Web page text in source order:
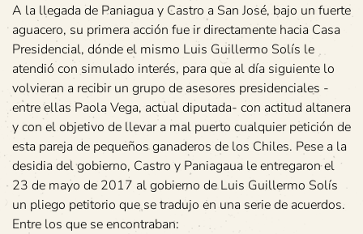
A la llegada de Paniagua y Castro a San José, bajo un fuerte
aguacero, su primera acción fue ir directamente hacia Casa
Presidencial, dónde el mismo Luis Guillermo Solís le
atendió con simulado interés, para que al día siguiente lo
volvieran a recibir un grupo de asesores presidenciales -
entre ellas Paola Vega, actual diputada- con actitud altanera
y con el objetivo de llevar a mal puerto cualquier petición de
esta pareja de pequeños ganaderos de los Chiles. Pese a la
desidia del gobierno, Castro y Paniagaua le entregaron el
23 de mayo de 2017 al gobierno de Luis Guillermo Solís
un pliego petitorio que se tradujo en una serie de acuerdos.
Entre los que se encontraban: